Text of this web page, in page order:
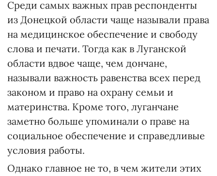
Среди самых важных прав респонденты
из Донецкой области чаще называли права
на медицинское обеспечение и свободу
слова и печати. Тогда как в Луганской
области вдвое чаще, чем дончане,
называли важность равенства всех перед
законом и право на охрану семьи и
материнства. Кроме того, луганчане
заметно больше упоминали о праве на
социальное обеспечение и справедливые
условия работы.
Однако главное не то, в чем жители этих